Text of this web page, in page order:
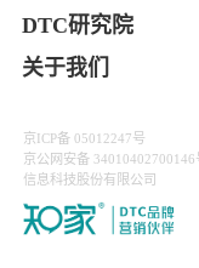
径。
▌合作成果
第13届⾦鼠标